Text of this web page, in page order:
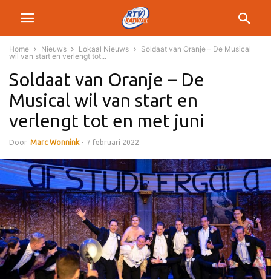
Home Nieuws Lokaal Nieuws
Soldaat van Oranje – De Musical
wil van start en verlengt tot...
Soldaat van Oranje – De
Musical wil van start en
verlengt tot en met juni
Door Marc Wonnink - 7 februari 2022